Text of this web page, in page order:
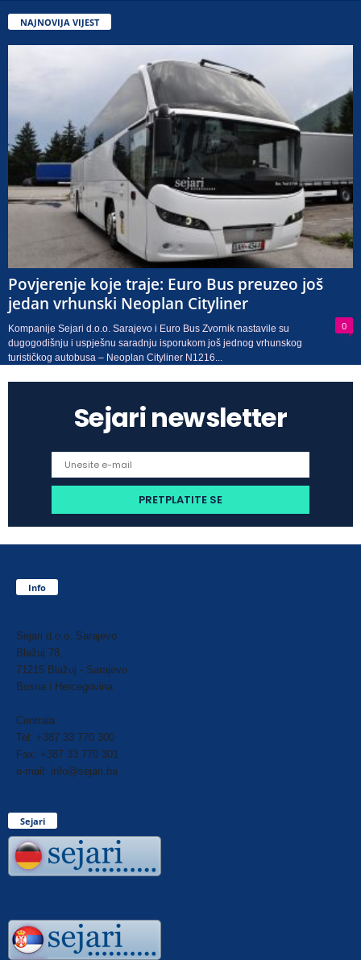
NAJNOVIJA VIJEST
Povjerenje koje traje: Euro Bus preuzeo još
jedan vrhunski Neoplan Cityliner
0
Kompanije Sejari d.o.o. Sarajevo i Euro Bus Zvornik nastavile su
dugogodišnju i uspješnu saradnju isporukom još jednog vrhunskog
turističkog autobusa – Neoplan Cityliner N1216...
Sejari newsletter
Info
Sejari d.o.o. Sarajevo
Blažuj 78,
71215 Blažuj - Sarajevo
Bosna i Hercegovina
Centrala:
Tel: +387 33 770 300
Fax: +387 33 770 301
e-mail: info@sejari.ba
Sejari